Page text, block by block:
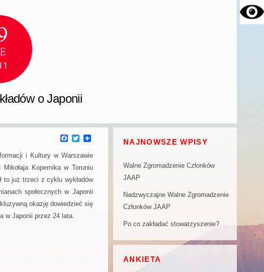
o Japonii
F
c
b
o
k
T
i
t
r
P
d
i
l
s
ę
i Kultury w Warszawie
Mikołaja Kopernika w Toruniu
to już trzeci z cyklu wykładów
społecznych w Japonii
okazję dowiedzieć się
w Japonii przez 24 lata.
NAJNOWSZE WPISY
Walne Zgromadzenie Członków
JAAP
Nadzwyczajne Walne Zgromadzenie
Członków JAAP
Po co zakładać stowarzyszenie?
ANKIETA